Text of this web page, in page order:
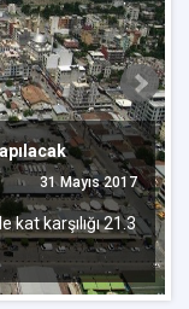
31 Mayıs 2017
karşılığı 21.3